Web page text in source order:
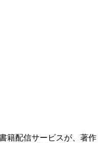
籍配信サービスが、著作